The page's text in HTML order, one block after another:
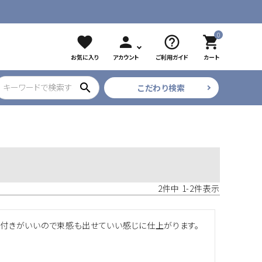
favorite
お気に入り
person
アカウント
help_outline
ご利用ガイド
0
shopping_cart
カート
search こだわり検索
2件中 1-2件表示
きがいいので束感も出せていい感じに仕上がります。